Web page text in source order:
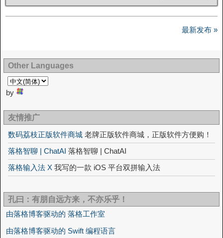
最新发布 »
Other Languages
by
友情推广
数码荔枝正版软件商城 老牌正版软件商城，正版软件方便购！
落格智聊 | ChatAI 落格智聊 | ChatAI
落格输入法 X 我写的一款 iOS 平台双拼输入法
孔曰：有朋自远方来，不亦乐乎！
由落格博客驱动的 落格工作室
由落格博客驱动的 Swift 编程语言